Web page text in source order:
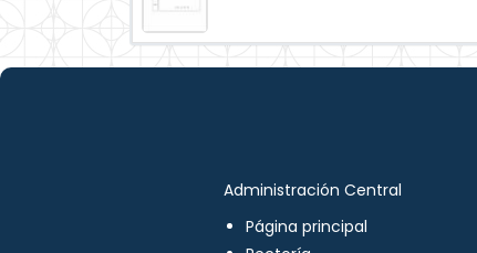
Administración Central
Página principal